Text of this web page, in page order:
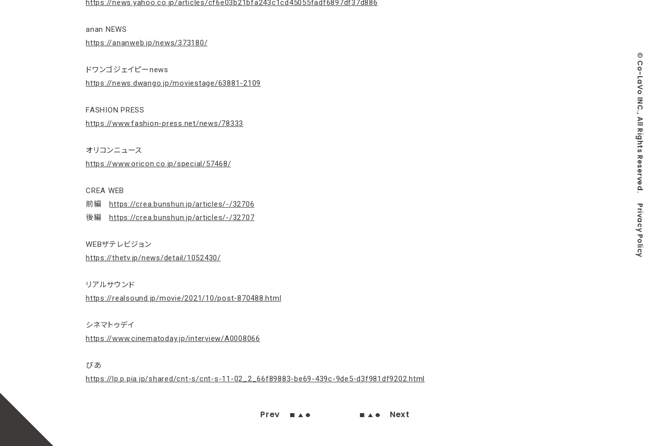
https://news.yahoo.co.jp/articles/cf6e03b21bfa243c1cd45055fadf6897df37d886
anan NEWS
https://ananweb.jp/news/373180/
ドワンゴジェイピーnews
https://news.dwango.jp/moviestage/63881-2109
FASHION PRESS
https://www.fashion-press.net/news/78333
オリコンニュース
https://www.oricon.co.jp/special/57468/
CREA WEB
前編https://crea.bunshun.jp/articles/-/32706
後編https://crea.bunshun.jp/articles/-/32707
WEBザテレビジョン
https://thetv.jp/news/detail/1052430/
リアルサウンド
https://realsound.jp/movie/2021/10/post-870488.html
シネマトゥデイ
https://www.cinematoday.jp/interview/A0008066
ぴあ
https://lp.p.pia.jp/shared/cnt-s/cnt-s-11-02_2_66f89883-be69-439c-9de5-d3f981df9202.html
Prev Next
© Co-LaVo INC., All Rights Reserved.
Privacy Policy